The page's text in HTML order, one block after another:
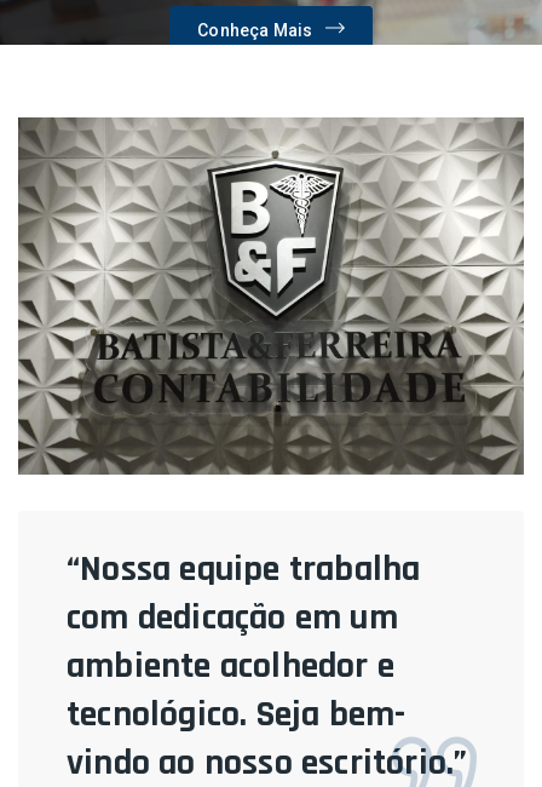
Conheça Mais
“Nossa equipe trabalha
com dedicação em um
ambiente acolhedor e
tecnológico. Seja bem-
vindo ao nosso escritório.”